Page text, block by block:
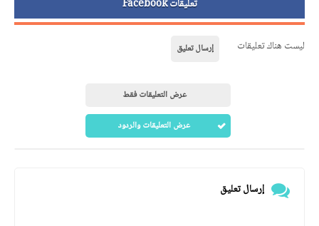
تعليقات Facebook
ليست هناك تعليقات إرسال تعليق
عرض التعليقات فقط
عرض التعليقات والردود
إرسال تعليق